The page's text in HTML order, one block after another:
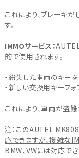
これにより、ブレーキ
す。
IMMOサービス：
的で使用されます。
・紛失した車両のキーを
・新しい交換用キーフ
これにより、車両が盗難
注：このAUTEL
応できますが、複雑な
BMW、VWには対応でき